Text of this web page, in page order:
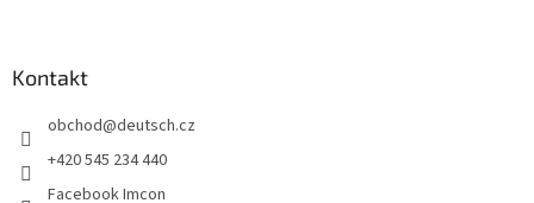
Kontakt
obchod@deutsch.cz
+420 545 234 440
Facebook Imcon